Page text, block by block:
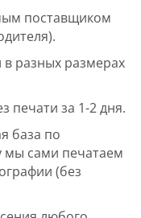
поставщиком
в разных размерах
печати за 1-2 дня.
база по
мы сами печатаем
(без